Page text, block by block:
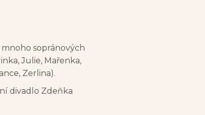
sopránových
Julie, Mařenka,
Zerlina).
divadlo Zdeňka